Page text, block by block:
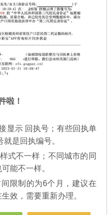
啦！
显示 回执号；有些回执单
就是回执编号。
式不一样；不同城市的同
能不一样。
限制的为6个月，建议在
效，需要重新办理。